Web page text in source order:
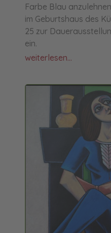
Farbe Blau
im Geburtshaus des
25 zur
ein.
weiterlesen...